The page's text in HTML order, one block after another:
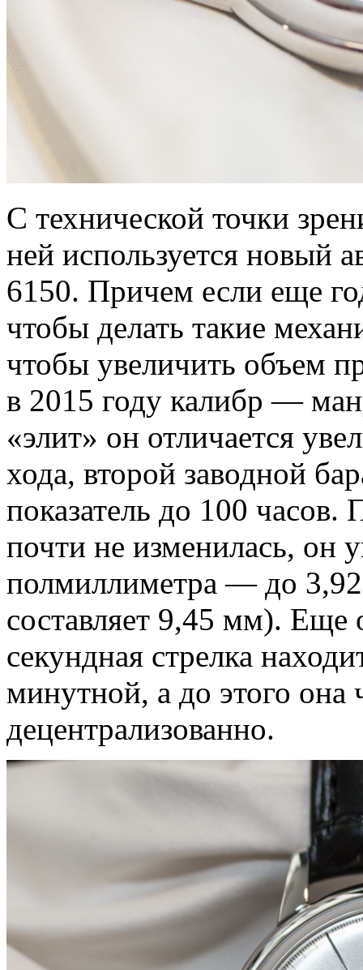
С технической точки
ней используется новый
6150. Причем если еще
чтобы делать такие
чтобы увеличить объем
в 2015 году калибр —
«элит» он отличается
хода, второй заводной
показатель до 100
почти не изменилась, он
полмиллиметра — до
составляет 9,45 мм).
секундная стрелка
минутной, а до этого она
децентрализованно.